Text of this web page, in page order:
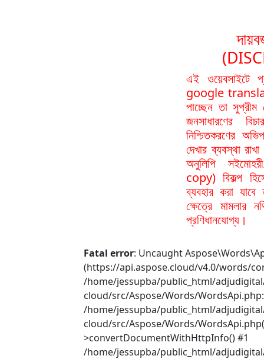
এই ওয়েবসাইটে
google
পাচ্ছেন তা
জনসাধারণের
নিশ্চিতকরণের
দেখার ব্যবস্থা
অনুলিপি
copy) বিকল্প
ব্যবহার করা
ক্ষেত্রে মামলার
প্রণিধানযোগ্য।
Fatal error: Uncaught
(https://api.aspose.cloud/v4.0/words/
/home/jessupba/public_html/
cloud/src/Aspose/Words/
/home/jessupba/public_html/
cloud/src/Aspose/Words/
>convertDocumentWithHttpInfo() #1
/home/jessupba/public_html/